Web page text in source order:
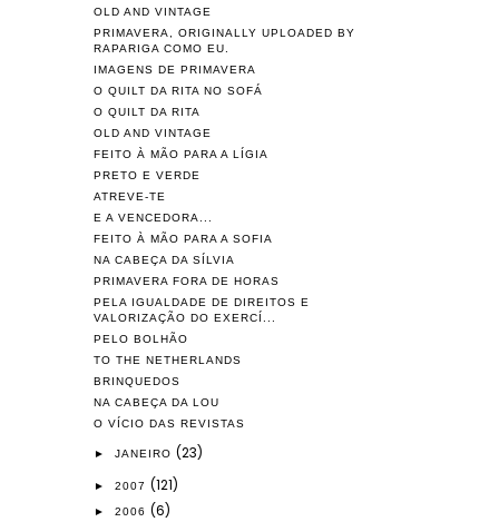
OLD AND VINTAGE
PRIMAVERA, ORIGINALLY UPLOADED BY
RAPARIGA COMO EU.
IMAGENS DE PRIMAVERA
O QUILT DA RITA NO SOFÁ
O QUILT DA RITA
OLD AND VINTAGE
FEITO À MÃO PARA A LÍGIA
PRETO E VERDE
ATREVE-TE
E A VENCEDORA...
FEITO À MÃO PARA A SOFIA
NA CABEÇA DA SÍLVIA
PRIMAVERA FORA DE HORAS
PELA IGUALDADE DE DIREITOS E
VALORIZAÇÃO DO EXERCÍ...
PELO BOLHÃO
TO THE NETHERLANDS
BRINQUEDOS
NA CABEÇA DA LOU
O VÍCIO DAS REVISTAS
► JANEIRO (23)
► 2007 (121)
► 2006 (6)